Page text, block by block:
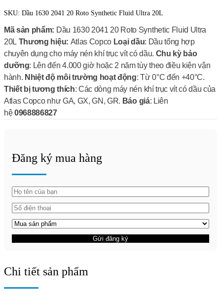
SKU: Dầu 1630 2041 20 Roto Synthetic Fluid Ultra 20L
Mã sản phẩm: Dầu 1630 2041 20 Roto Synthetic Fluid Ultra
20L Thương hiệu: Atlas Copco Loại dầu: Dầu tổng hợp
chuyên dụng cho máy nén khí trục vít có dầu. Chu kỳ bảo
dưỡng: Lên đến 4.000 giờ hoặc 2 năm tùy theo điều kiện vận
hành. Nhiệt độ môi trường hoạt động: Từ 0°C đến +40°C.
Thiết bị tương thích: Các dòng máy nén khí trục vít có dầu của
Atlas Copco như GA, GX, GN, GR. Báo giá: Liên
hệ0968886827
Đăng ký mua hàng
Gửi đăng ký
Chi tiết sản phẩm